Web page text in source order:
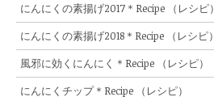
にんにくの素揚げ2017＊Recipe （レシピ）
にんにくの素揚げ2018＊Recipe （レシピ）
風邪に効くにんにく＊Recipe （レシピ）
にんにくチップ＊Recipe （レシピ）